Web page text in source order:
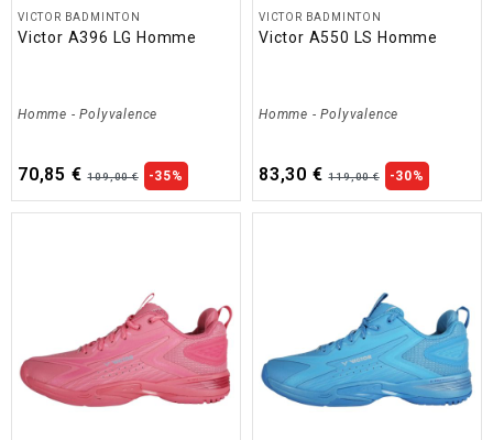
VICTOR BADMINTON
Victor A396 LG Homme
Homme -Polyvalence
70,85 € 109,00 € -35%
VICTOR BADMINTON
Victor A550 LS Homme
Homme -Polyvalence
83,30 € 119,00 € -30%